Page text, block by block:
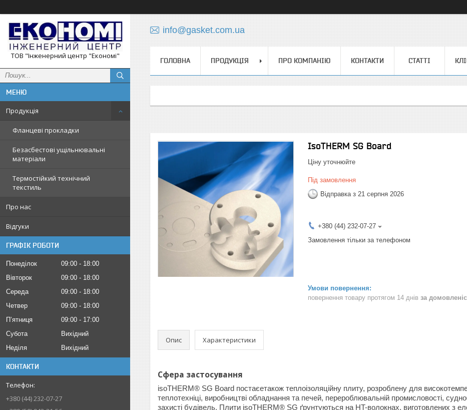
ТОВ "Інженерний центр "Економі"
Продукція
Фланцеві прокладки
Безасбестові ущільнювальні
матеріали
Термостійкий технічний
текстиль
Про нас
Відгуки
ГРАФІК РОБОТИ
Понеділок 09:00
18:00
Вівторок
09:00
18:00
Середа
09:00
18:00
Четвер
09:00
18:00
Пʼятниця
09:00
17:00
Субота
Вихідний
Неділя
Вихідний
КОНТАКТИ
+380 (44) 232-07-27
info@gasket.com.ua
ГОЛОВНА ПРОДУКЦІЯ ПРО КОМПАНІЮ КОНТАКТИ СТАТТІ
IsoTHERM SG Board
Ціну уточнюйте
Під замовлення
Відправка з 21 серпня 2026
+380 (44) 232-07-27
Замовлення тільки за телефоном
повернення товару протягом 14 днів за
Опис Характеристики
Сфера застосування
isoTHERM® SG Board постаєетакож теплоізоляційну плиту, розроблену для
теплотехніці, виробництві обладнання та печей, перероблювальній промисловості,
захисті будівель. Плити isoTHERM® SG ґрунтуються на HT-волокнах, виготовлених з